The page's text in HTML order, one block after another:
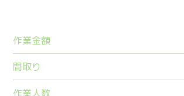
作業金額
間取り
作業人数